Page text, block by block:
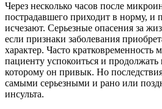
Через несколько часов после
пострадавшего приходит в норму, и
исчезают. Серьезные опасения за
если признаки заболевания
характер. Часто кратковременность
пациенту успокоиться и продолжать
которому он привык. Но
самыми серьезными и рано или
инсульта.